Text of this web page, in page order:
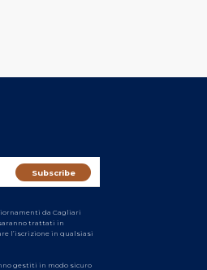
da Cagliari
trattati in
l’iscrizione in qualsiasi
gestiti in modo sicuro